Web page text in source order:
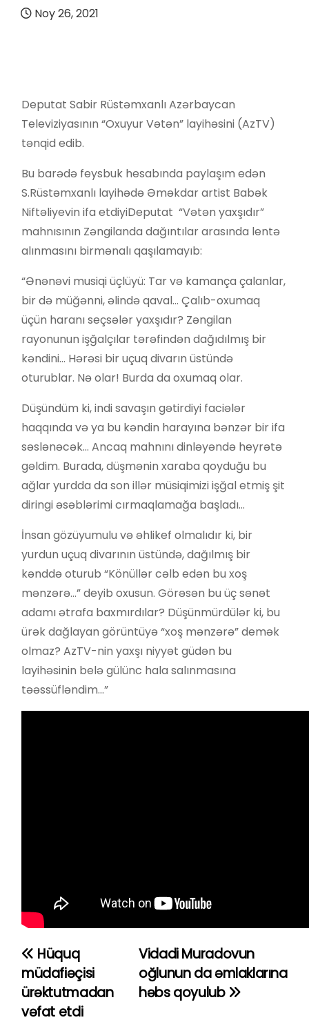
Noy 26, 2021
Deputat Sabir Rüstəmxanlı Azərbaycan
Televiziyasının “​Oxuyur Vətən” layihəsini (AzTV)
tənqid edib.
Bu barədə feysbuk hesabında paylaşım edən
S.Rüstəmxanlı layihədə Əməkdar artist Babək
Niftəliyevin ifa etdiyiDeputat “Vətən yaxşıdır”
mahnısının Zəngilanda dağıntılar arasında lentə
alınmasını birmənalı qaşılamayıb:
“Ənənəvi musiqi üçlüyü: Tar və kamança çalanlar,
bir də müğənni, əlində qaval… Çalıb-oxumaq
üçün haranı seçsələr yaxşıdır? Zəngilan
rayonunun işğalçılar tərəfindən dağıdılmış bir
kəndini… Hərəsi bir uçuq divarın üstündə
oturublar. Nə olar! Burda da oxumaq olar.
Düşündüm ki, indi savaşın gətirdiyi faciələr
haqqında və ya bu kəndin harayına bənzər bir ifa
səslənəcək… Ancaq mahnını dinləyəndə heyrətə
gəldim. Burada, düşmənin xaraba qoyduğu bu
ağlar yurdda da son illər müsiqimizi işğal etmiş şit
diringi əsəblərimi cırmaqlamağa başladı…
İnsan gözüyumulu və əhlikef olmalıdır ki, bir
yurdun uçuq divarının üstündə, dağılmış bir
kənddə oturub “Könüllər cəlb edən bu xoş
mənzərə…” deyib oxusun. Görəsən bu üç sənət
adamı ətrafa baxmırdılar? Düşünmürdülər ki, bu
ürək dağlayan görüntüyə “xoş mənzərə” demək
olmaz? AzTV-nin yaxşı niyyət güdən bu
layihəsinin belə gülünc hala salınmasına
təəssüfləndim…”
Y
a
z
Vidadi Muradovun
oğlunun da əmlaklarına
həbs qoyulub
Hüquq
müdafiəçisi
ürəktutmadan
vəfat etdi